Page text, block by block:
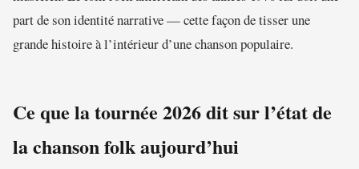
part de son identité narrative — cette façon de tisser une
grande histoire à l’intérieur d’une chanson populaire.
Ce que la tournée 2026 dit sur l’état de
la chanson folk aujourd’hui